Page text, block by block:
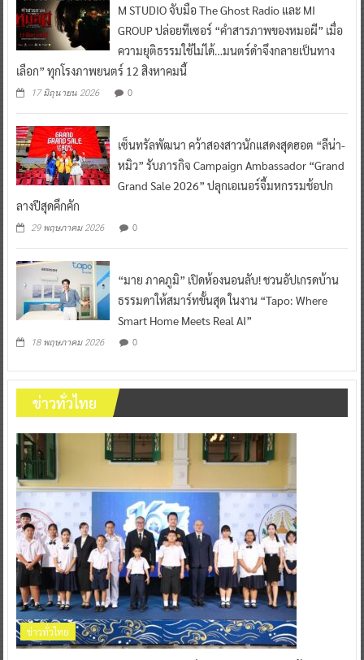
M STUDIO จับมือ The Ghost Radio และ MI
GROUP ปล่อยทีเซอร์ “คำสารภาพของหมอผี” เมื่อ
ความยุติธรรมใช้ไม่ได้…มนตร์ดำจึงกลายเป็นทาง
เลือก” ทุกโรงภาพยนตร์ 12 สิงหาคมนี้
17 มิถุนายน 2026 0
เซ็นทรัลพัฒนา คว้าสองสาวนักแสดงสุดฮอต “ลีน่า-
หมิว” รับภารกิจ Campaign Ambassador “Grand
Grand Sale 2026” ปลุกเอเนอร์จี้มหกรรมช้อปก
ลางปีสุดคึกคัก
29 พฤษภาคม 2026 0
“มาย ภาคภูมิ” เปิดห้องนอนลับ! ชวนอัปเกรดบ้าน
ธรรมดาให้สมาร์ทขั้นสุด ในงาน “Tapo: Where
Smart Home Meets Real AI”
18 พฤษภาคม 2026 0
ข่าวทั่วไทย
ข่าวทั่วไทย